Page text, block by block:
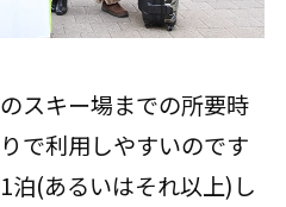
スキー場までの所要時
で利用しやすいのです
泊(あるいはそれ以上)し